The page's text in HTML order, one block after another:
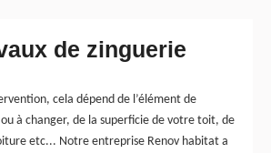
de zinguerie
cela dépend de l’élément de
à changer, de la superficie de votre toit, de
etc... Notre entreprise Renov habitat a